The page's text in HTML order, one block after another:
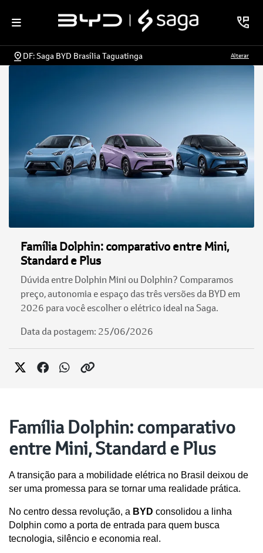
DF: Saga BYD Brasília Taguatinga Alterar
Família Dolphin: comparativo entre Mini,
Standard e Plus
Dúvida entre Dolphin Mini ou Dolphin? Comparamos
preço, autonomia e espaço das três versões da BYD em
2026 para você escolher o elétrico ideal na Saga.
Data da postagem: 25/06/2026
Família Dolphin: comparativo
entre Mini, Standard e Plus
A transição para a mobilidade elétrica no Brasil deixou de
ser uma promessa para se tornar uma realidade prática.
No centro dessa revolução, a BYD consolidou a linha
Dolphin como a porta de entrada para quem busca
tecnologia, silêncio e economia real.